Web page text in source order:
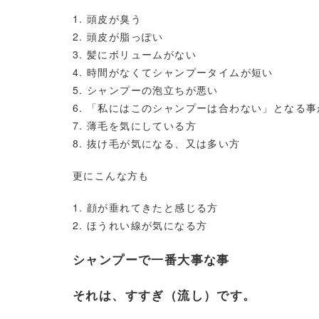
頭皮が臭う
頭皮が脂っぽい
髪にボリュームがない
時間がなくてシャンプータイムが短い
シャンプーの泡立ちが悪い
「私にはこのシャンプーは合わない」となる
薄毛を気にしている方
抜け毛が気になる、又は多い方
更にこんな方も
顔が垂れてきたと感じる方
ほうれい線が気になる方
シャンプーで一番大事な事
それは、すすぎ（流し）です。